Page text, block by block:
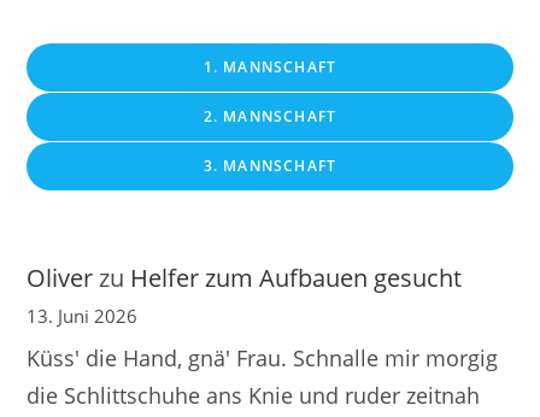
1. MANNSCHAFT
2. MANNSCHAFT
3. MANNSCHAFT
Oliverzu Helfer zum Aufbauen gesucht
13. Juni 2026
Küss' die Hand, gnä' Frau. Schnalle mir morgig
die Schlittschuhe ans Knie und ruder zeitnah